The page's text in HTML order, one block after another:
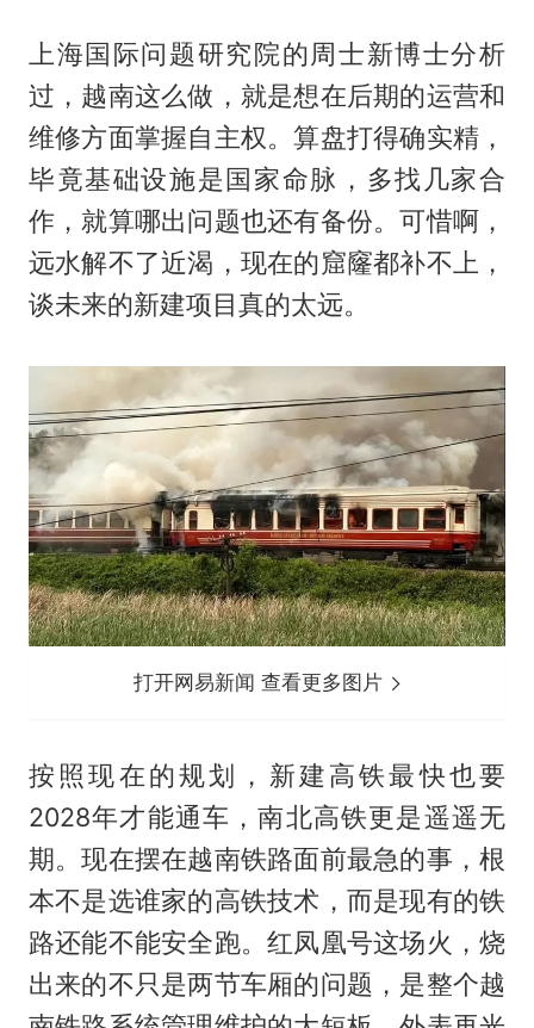
上海国际问题研究院的周士新博士分析
过，越南这么做，就是想在后期的运营和
维修方面掌握自主权。算盘打得确实精，
毕竟基础设施是国家命脉，多找几家合
作，就算哪出问题也还有备份。可惜啊，
远水解不了近渴，现在的窟窿都补不上，
谈未来的新建项目真的太远。
打开网易新闻 查看更多图片
按照现在的规划，新建高铁最快也要
2028年才能通车，南北高铁更是遥遥无
期。现在摆在越南铁路面前最急的事，根
本不是选谁家的高铁技术，而是现有的铁
路还能不能安全跑。红凤凰号这场火，烧
出来的不只是两节车厢的问题，是整个越